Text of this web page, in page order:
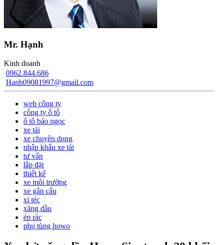
Mr. Hạnh
Kinh doanh
0962.844.686
Hanh09081997@gmail.com
web công ty
công ty ô tô
ô tô bảo ngọc
xe tải
xe chuyên dụng
nhập khẩu xe tải
tư vấn
lắp đặt
thiết kế
xe môi trường
xe gắn cẩu
xi téc
xăng dầu
ép rác
phụ tùng howo